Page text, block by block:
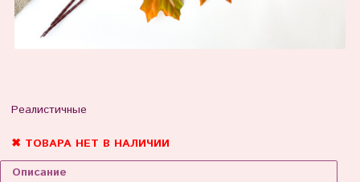
Реалистичные
✖ ТОВАРА НЕТ В НАЛИЧИИ
Описание